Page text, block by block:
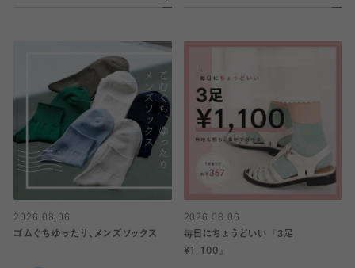
2026.08.06
ゴムぐちゆったり、メンズソックス
2026.08.06
毎日にちょうどいい『3足
¥1,100』